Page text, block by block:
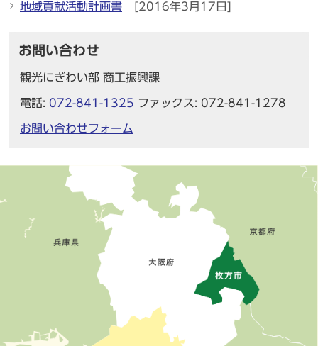
地域貢献活動計画書 [2016年3月17日]
お問い合わせ
観光にぎわい部 商工振興課
電話: 072-841-1325 ファックス: 072-841-1278
お問い合わせフォーム